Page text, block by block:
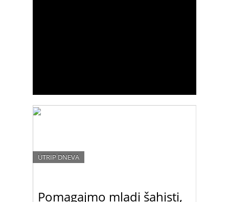
Pomagajmo mladi šahisti,
UTRIP DNEVA